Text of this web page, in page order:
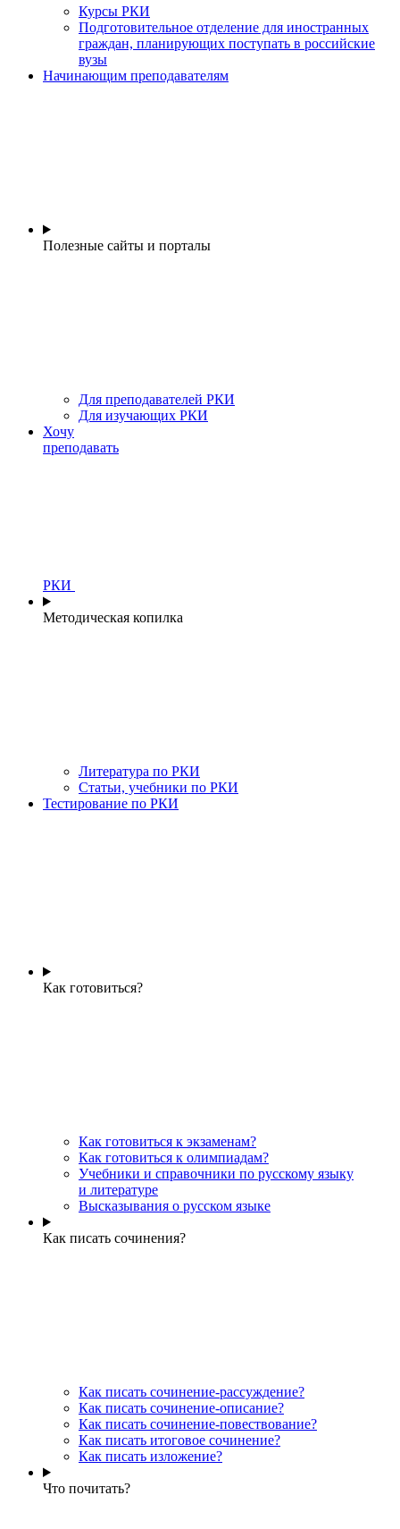
Курсы РКИ
Подготовительное отделение для иностранных
граждан, планирующих поступать в российские
вузы
Начинающим преподавателям
Полезные сайты и порталы
Для преподавателей РКИ
Для изучающих РКИ
Хочу
преподавать
РКИ
Методическая копилка
Литература по РКИ
Статьи, учебники по РКИ
Тестирование по РКИ
Как готовиться?
Как готовиться к экзаменам?
Как готовиться к олимпиадам?
Учебники и справочники по русскому языку
и литературе
Высказывания о русском языке
Как писать сочинения?
Как писать сочинение-рассуждение?
Как писать сочинение-описание?
Как писать сочинение-повествование?
Как писать итоговое сочинение?
Как писать изложение?
Что почитать?